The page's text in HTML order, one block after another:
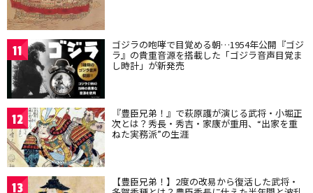
11 ゴジラの咆哮で目覚める朝…1954年公開『ゴジ
ラ』の貴重音源を搭載した「ゴジラ音声目覚ま
し時計」が新発売
12 『豊臣兄弟！』で萩原護が演じる武将・小堀正
次とは？秀長・秀吉・家康が重用、“出家を重
ねた実務派”の生涯
13 【豊臣兄弟！】2度の改易から復活した武将・